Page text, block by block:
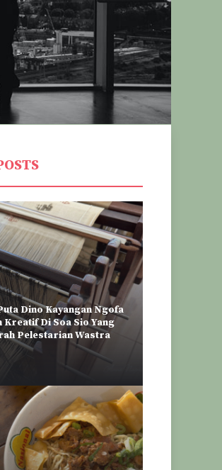
Dino Kayangan Ngofa
Kreatif Di Soa Sio Yang
Pelestarian Wastra